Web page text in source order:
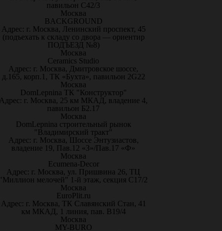
павильон С42/3
Москва
BACKGROUND
Адрес: г. Москва, Ленинский проспект, 45
(подъехать к складу со двора — ориентир
ПОДЪЕЗД №8)
Москва
Ceramics Studio
Адрес: г. Москва, Дмитровское шоссе,
д.165, корп.1, ТК «Бухта», павильон 2G22
Москва
DomLepnina ТК "Конструктор"
г. Москва, 25 км МКАД, владение 4,
павильон Б2.17
Москва
DomLepnina строительный рынок
"Владимирский тракт"
Адрес: г. Москва, Шоссе Энтузиастов,
владение 19, Пав.12 «З»/Пав.17 «Ф»
Москва
Ecumena-Decor
Адрес: г. Москва, ул. Пришвина 26, ТЦ
мелочей" 1-й этаж, секция С17/2
Москва
EuroPlit.ru
Адрес: г. Москва, ТК Славянский Стан, 41
км МКАД, 1 линия, пав. В19/4
Москва
MY-BURO